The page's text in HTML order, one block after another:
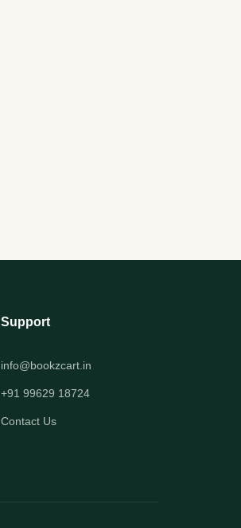
Support
info@bookzcart.in
+91 99629 18724
Contact Us